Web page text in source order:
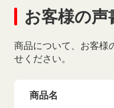
お客様の声
商品について、お客様
せください。
商品名